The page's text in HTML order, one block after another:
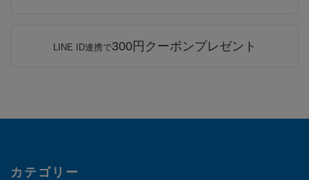
LINE ID連携で300円クーポンプレゼント
カテゴリー